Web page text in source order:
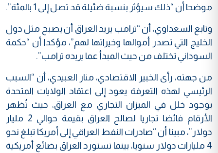
موضحا أن “ذلك سيؤثر بنسبة ضئيلة قد تصل إلى 1 بالمئة”.
وتابع السعداوي، أن “ترامب يريد العراق أن يصبح مثل دول
الخليج التي تصدر أموالها وخيراتها لهم”، مؤكدا أن “حكمة
السوداني تختلف من حيث المبدأ عما يريده ترامب”.
من جهته، رأى الخبير الاقتصادي، منار العبيدي، أن “السبب
الرئيسي لهذه التعرفة يعود إلى اعتقاد الولايات المتحدة
بوجود خلل في الميزان التجاري مع العراق، حيث تُظهر
الأرقام فائضا تجاريا لصالح العراق بقيمة حوالي 2 مليار
دولار”، مبينا أن “صادرات النفط العراقي إلى أمريكا تبلغ نحو
4 مليارات دولار سنويا، بينما تستورد العراق بضائع أمريكية